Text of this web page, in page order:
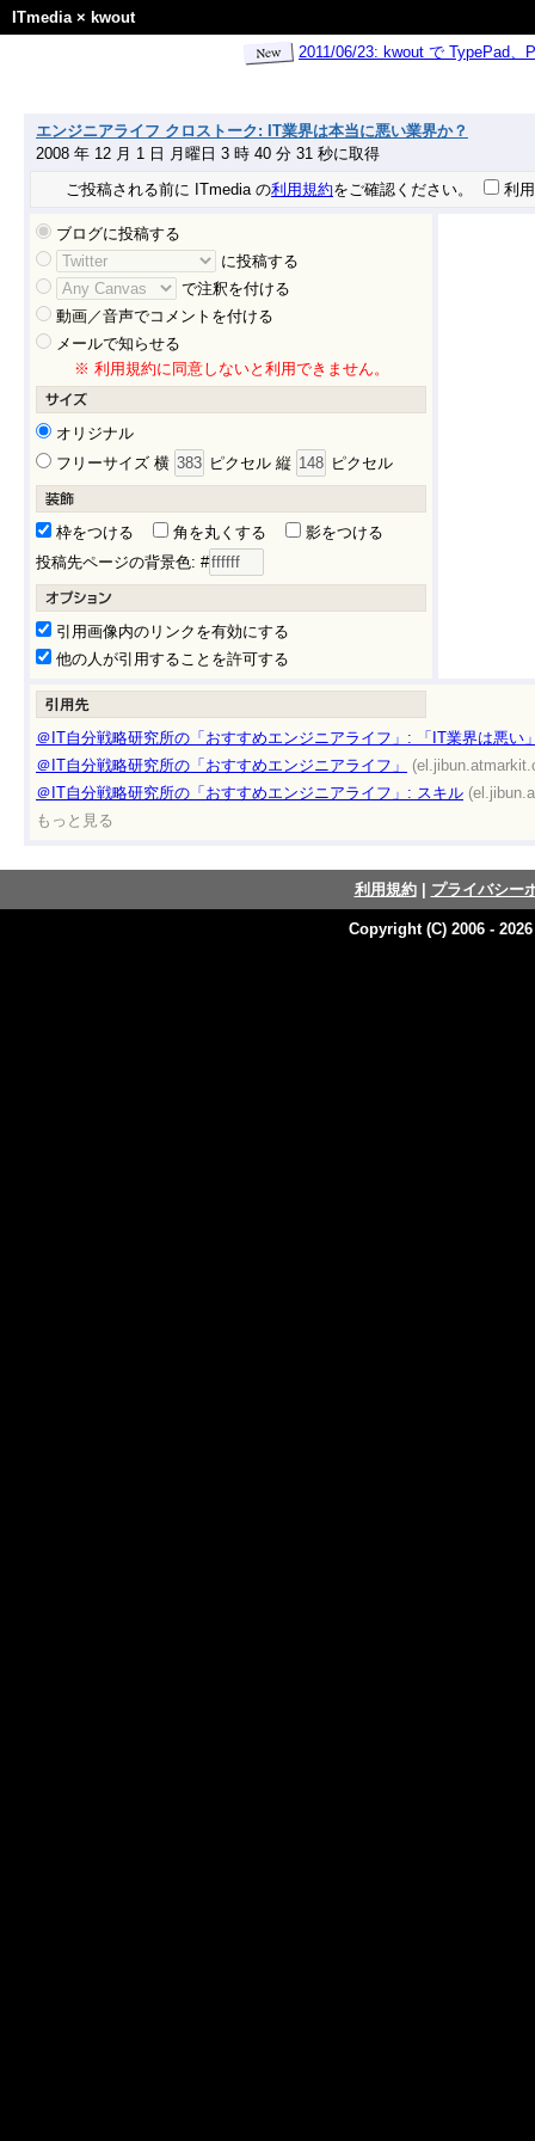
ITmedia× kwout
2011/06/23: kwout で TypePad
エンジニアライフ クロストーク: IT業界は本当に悪い業界か？
2008 年 12 月 1 日 月曜日 3 時 40 分 31 秒に取得
ご投稿される前に ITmedia の利用規約をご確認ください。 利
ブログに投稿する
に投稿する
で注釈を付ける
動画／音声でコメントを付ける
メールで知らせる
※ 利用規約に同意しないと利用できません。
オリジナル
フリーサイズ 横
ピクセル 縦 ピクセル
枠をつける 角を丸くする
影をつける
投稿先ページの背景色: #
引用画像内のリンクを有効にする
他の人が引用することを許可する
＠IT自分戦略研究所の「おすすめエンジニアライフ」: 「IT業界は悪い
＠IT自分戦略研究所の「おすすめエンジニアライフ」
＠IT自分戦略研究所の「おすすめエンジニアライフ」: スキル
もっと見る
利用規約| プライバシー
Copyright (C) 2006 -